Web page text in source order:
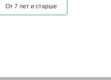
От 7 лет и старше